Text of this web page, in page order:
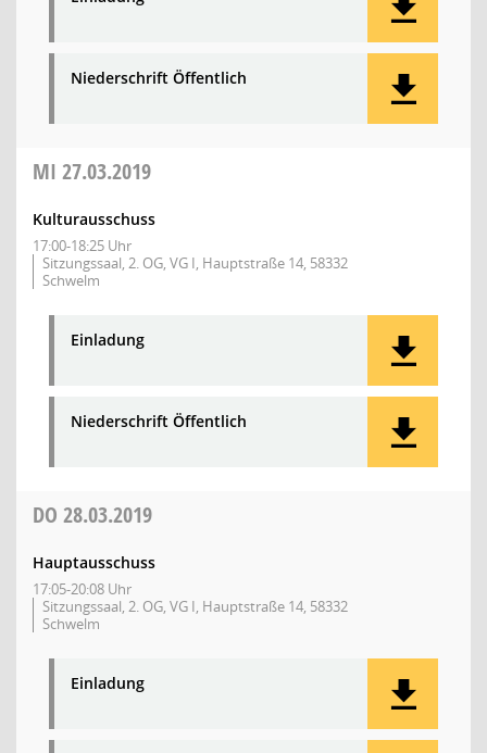
Niederschrift Öffentlich
MI 27.03.2019
Kulturausschuss
17:00-18:25 Uhr
Sitzungssaal, 2. OG, VG I, Hauptstraße 14, 58332
Schwelm
Einladung
Niederschrift Öffentlich
DO 28.03.2019
Hauptausschuss
17:05-20:08 Uhr
Sitzungssaal, 2. OG, VG I, Hauptstraße 14, 58332
Schwelm
Einladung